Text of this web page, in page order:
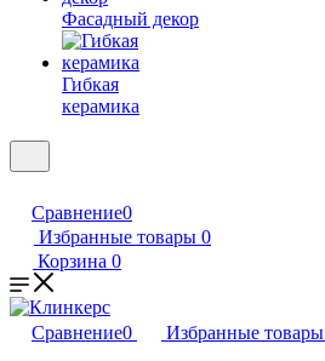
Фасадный декор
Гибкая
керамика
Сравнение0
Избранные товары 0
Корзина 0
Сравнение0 Избранные товары